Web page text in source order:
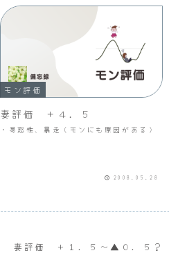
モン評価
妻評価 ＋４．５
・易怒性、暴走（モンにも原因がある）
2008.05.28
妻評価 ＋１．５～▲０．５？